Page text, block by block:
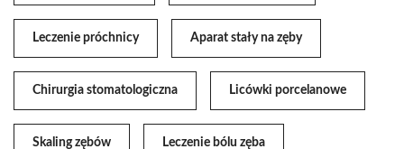
Leczenie próchnicy Aparat stały na zęby
Chirurgia stomatologiczna Licówki porcelanowe
Skaling zębów Leczenie bólu zęba